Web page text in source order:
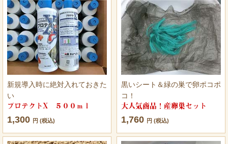
新規導入時に絶対入れておきた
い
プロテクトX ５００ｍｌ
1,300 円 (税込)
黒いシート＆緑の巣で卵ポコポ
コ！
大人気商品！産卵巣セット
1,760 円 (税込)